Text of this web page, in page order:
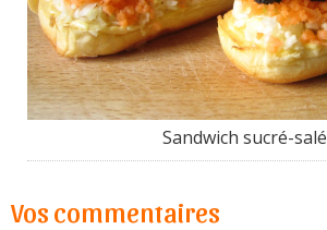
Sandwich sucré-salé
Vos commentaires